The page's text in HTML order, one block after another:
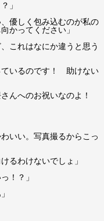
」
優しく包み込むのが私の
かってください」
これはなにか違うと思う
いるのです！ 助けない
んへのお祝いなのよ！
いい。写真撮るからこっ
るわけないでしょ」
！？」